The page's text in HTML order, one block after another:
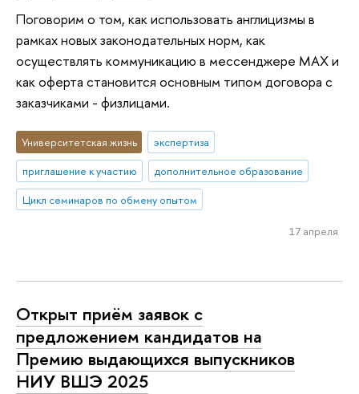
Поговорим о том, как использовать англицизмы в
рамках новых законодательных норм, как
осуществлять коммуникацию в мессенджере МАX и
как оферта становится основным типом договора с
заказчиками - физлицами.
Университетская жизнь
экспертиза
приглашение к участию
дополнительное образование
Цикл семинаров по обмену опытом
17 апреля
Открыт приём заявок с
предложением кандидатов на
Премию выдающихся выпускников
НИУ ВШЭ 2025